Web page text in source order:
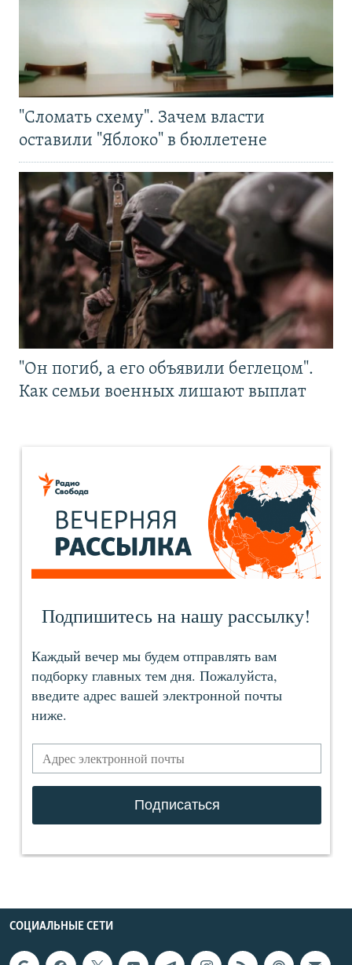
"Сломать схему". Зачем власти
оставили "Яблоко" в бюллетене
"Он погиб, а его объявили беглецом".
Как семьи военных лишают выплат
СОЦИАЛЬНЫЕ СЕТИ